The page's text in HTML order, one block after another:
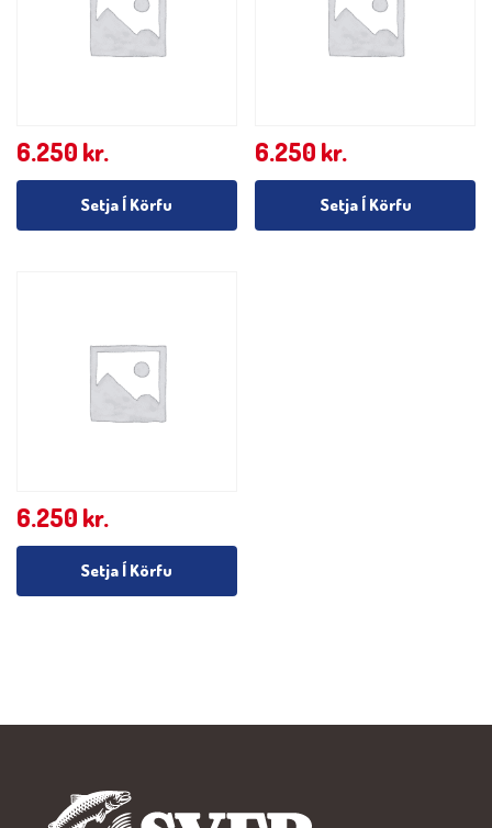
6.250 kr.
Setja Í Körfu
6.250 kr.
Setja Í Körfu
6.250 kr.
Setja Í Körfu